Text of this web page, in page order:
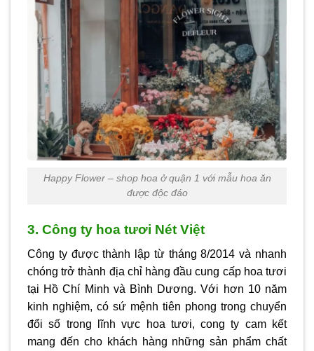
Happy Flower – shop hoa ở quận 1 với mẫu hoa ăn
được độc đáo
3. Công ty hoa tươi Nét Việt
Công ty được thành lập từ tháng 8/2014 và nhanh
chóng trở thành địa chỉ hàng đầu cung cấp hoa tươi
tại Hồ Chí Minh và Bình Dương. Với hơn 10 năm
kinh nghiệm, có sứ mệnh tiên phong trong chuyển
đổi số trong lĩnh vực hoa tươi, cong ty cam kết
mang đến cho khách hàng những sản phẩm chất